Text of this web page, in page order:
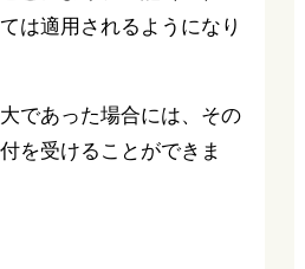
は適用されるようになり
であった場合には、その
を受けることができま